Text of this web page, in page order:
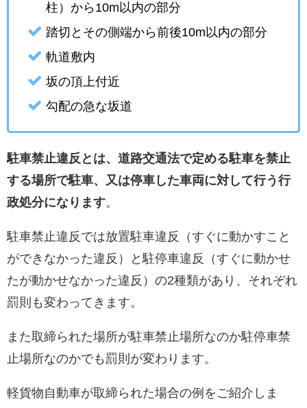
柱）から10m以内の部分
踏切とその側端から前後10m以内の部分
軌道敷内
坂の頂上付近
勾配の急な坂道
駐車禁止違反とは、道路交通法で定める駐車を禁止
する場所で駐車、又は停車した車両に対して行う行
政処分になります。
駐車禁止違反では放置駐車違反（すぐに動かすこと
ができなかった違反）と駐停車違反（すぐに動かせ
たが動かせなかった違反）の2種類があり、それぞれ
罰則も変わってきます。
また取締られた場所が駐車禁止場所なのか駐停車禁
止場所なのかでも罰則が変わります。
軽貨物自動車が取締られた場合の例をご紹介しま